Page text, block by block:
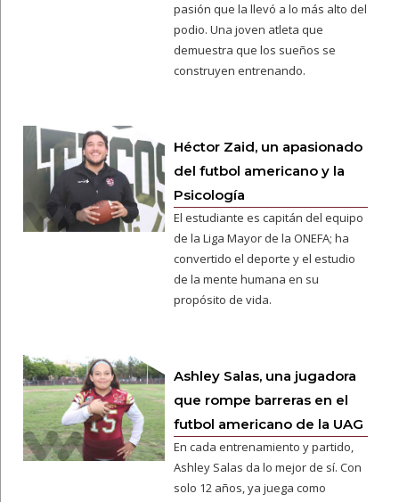
pasión que la llevó a lo más alto del
podio. Una joven atleta que
demuestra que los sueños se
construyen entrenando.
Héctor Zaid, un apasionado
del futbol americano y la
Psicología
El estudiante es capitán del equipo
de la Liga Mayor de la ONEFA; ha
convertido el deporte y el estudio
de la mente humana en su
propósito de vida.
Ashley Salas, una jugadora
que rompe barreras en el
futbol americano de la UAG
En cada entrenamiento y partido,
Ashley Salas da lo mejor de sí. Con
solo 12 años, ya juega como